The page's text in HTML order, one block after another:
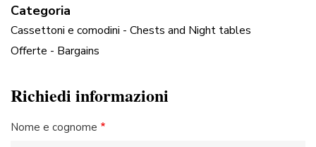
Categoria
Cassettoni e comodini - Chests and Night tables
Offerte - Bargains
Richiedi informazioni
Nome e cognome